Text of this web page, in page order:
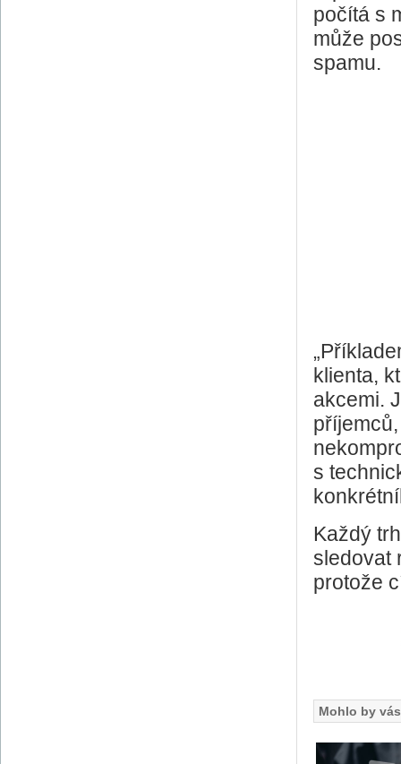
počítá s
může
spamu.
klienta,
akcemi.
s
Každý
sledovat
protože
Mohlo by